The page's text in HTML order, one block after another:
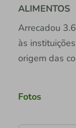
ALIMENTOS
Arrecadou
às
origem das
Fotos